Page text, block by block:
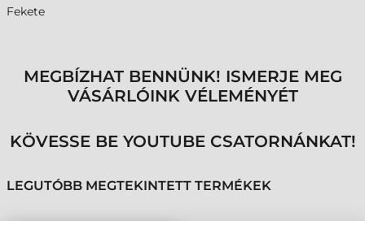
Fekete
MEGBÍZHAT BENNÜNK! ISMERJE MEG
VÁSÁRLÓINK VÉLEMÉNYÉT
KÖVESSE BE YOUTUBE CSATORNÁNKAT!
LEGUTÓBB MEGTEKINTETT TERMÉKEK